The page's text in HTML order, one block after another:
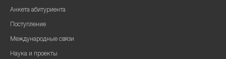
Анкета абитуриента
Поступление
Международные связи
Наука и проекты